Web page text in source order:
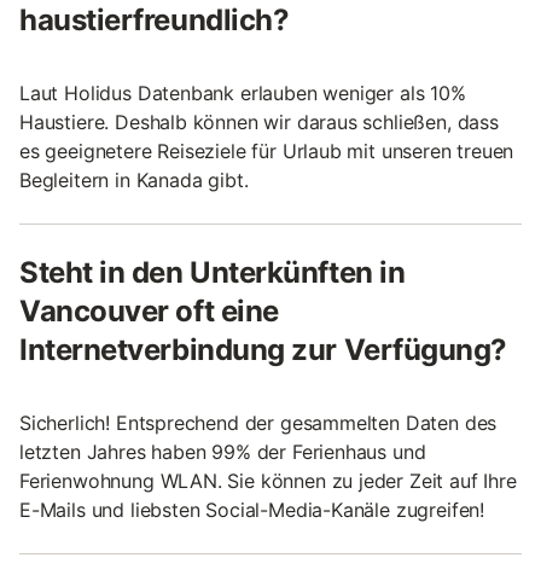
haustierfreundlich?
Laut Holidus Datenbank erlauben weniger als 10%
Haustiere. Deshalb können wir daraus schließen, dass
es geeignetere Reiseziele für Urlaub mit unseren treuen
Begleitern in Kanada gibt.
Steht in den Unterkünften in
Vancouver oft eine
Internetverbindung zur Verfügung?
Sicherlich! Entsprechend der gesammelten Daten des
letzten Jahres haben 99% der Ferienhaus und
Ferienwohnung WLAN. Sie können zu jeder Zeit auf Ihre
E-Mails und liebsten Social-Media-Kanäle zugreifen!